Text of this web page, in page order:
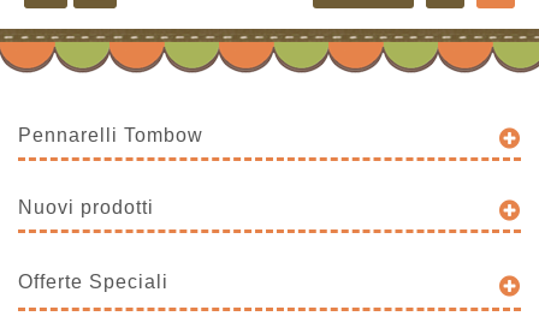
Pennarelli Tombow
Nuovi prodotti
Offerte Speciali